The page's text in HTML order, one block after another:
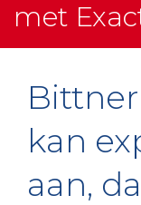
met
kan
aan,